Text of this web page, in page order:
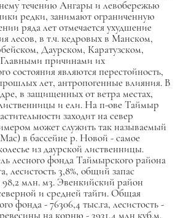
течению Ангары и левобережью
редки, занимают ограниченную
ряда лет отмечается ухудшение
лесов, в т.ч. кедровых в Манском,
Даурcком, Каратузском,
Главными причинами их
состояния являются перестойность,
лет, антропогенные влияния. В
в защищенных от ветра местах,
и ели. На п-ове Таймыр
заходит на север
может служить так называемый
в бассейне р. Новой - самое
из даурской лиственницы.
лесного фонда Таймырского района
лесистость 3,8%, общий запас
млн. м3. Эвенкийский район
и средней тайги. Общая
фонда - 76306,4 тыс.га, лесистость -
на корню - 3931,4 млн куб.м.